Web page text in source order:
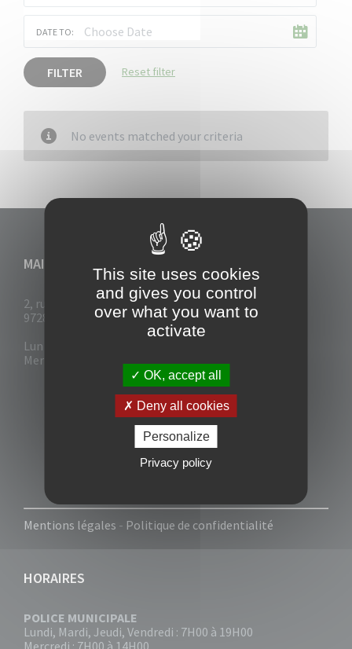
DATE TO:
FILTER Reset filter
No events matched your criteria
MAIRIE DU VAUCLIN
2, rue Collignon
97280 Le Vauclin
Lun - Mar : 7h30- 13h & 14h-17h
Mer-Jeu-Vend : 7h30 - 13h30
Mentions légales - Politique de confidentialité
HORAIRES
POLICE MUNICIPALE
Lundi, Mardi, Jeudi, Vendredi : 7H00 à 19H00
Mercredi : 7H00 à 14H00
This site uses cookies
and gives you control
over what you want to
activate
OK, accept all
Deny all cookies
Personalize
Privacy policy